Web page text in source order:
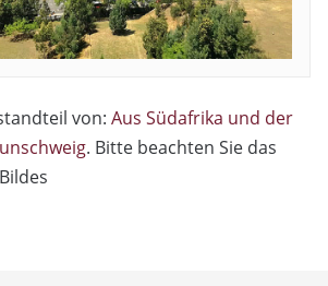
von: Aus Südafrika und der
. Bitte beachten Sie das